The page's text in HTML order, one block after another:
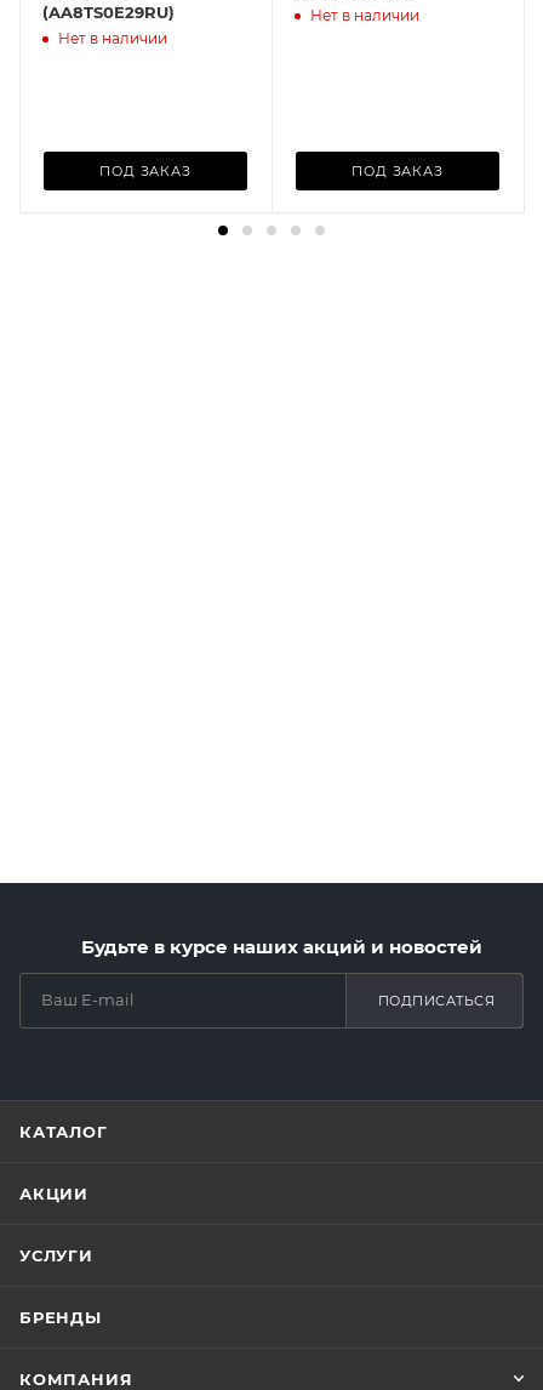
(AA8TS0E29RU)
Нет в наличии
ПОД ЗАКАЗ
Нет в наличии
ПОД ЗАКАЗ
Будьте в курсе наших акций и новостей
ПОДПИСАТЬСЯ
КАТАЛОГ
АКЦИИ
УСЛУГИ
БРЕНДЫ
КОМПАНИЯ